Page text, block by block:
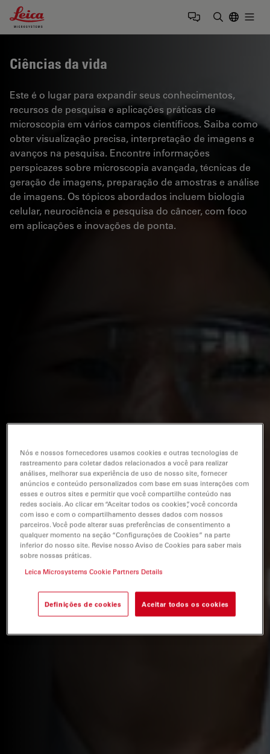
Leica Microsystems Logo
Ciências da vida
Este é o lugar para expandir seus conhecimentos,
recursos de pesquisa e aplicações práticas de
microscopia em vários campos científicos. Saiba como
obter visualização precisa, interpretação de imagens e
avanços na pesquisa. Encontre informações
perspicazes sobre microscopia avançada, técnicas de
geração de imagens, preparação de amostras e análise
de imagens. Os tópicos abordados incluem biologia
celular, neurociência e pesquisa do câncer, com foco
em aplicações e inovações de ponta.
Nós e nossos fornecedores usamos cookies e outras tecnologias de
rastreamento para coletar dados relacionados a você para realizar
análises, melhorar sua experiência de uso de nosso site, fornecer
anúncios e conteúdo personalizados com base em suas interações com
esses e outros sites e permitir que você compartilhe conteúdo nas
redes sociais. Ao clicar em “Aceitar todos os cookies”, você concorda
com isso e com o compartilhamento desses dados com nossos
parceiros. Você pode alterar suas preferências de consentimento a
qualquer momento na seção “Configurações de Cookies” na parte
inferior do nosso site. Revise nosso Aviso de Cookies para saber mais
sobre nossas práticas.
Leica Microsystems Cookie Partners Details
Definições de cookies Aceitar todos os cookies